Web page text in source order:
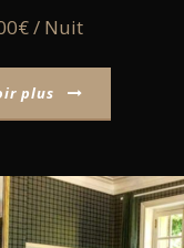
/ Nuit
plus